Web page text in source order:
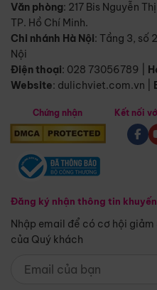
Văn phòng: 217 Bis Nguyễn
TP. Hồ Chí Minh.
Chi nhánh Hà Nội: Tầng 3, số
Nội
Điện thoại: 028 73056789
Website: dulichviet.com.vn
Chứng nhận
Đăng ký nhận thông tin
Nhập email để có cơ hội
của Quý khách
Kết nối